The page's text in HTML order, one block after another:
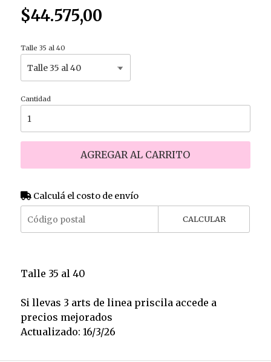
$44.575,00
Talle 35 al 40
Cantidad
AGREGAR AL CARRITO
Calculá el costo de envío
CALCULAR
Talle 35 al 40
Si llevas 3 arts de linea priscila accede a
precios mejorados
Actualizado: 16/3/26